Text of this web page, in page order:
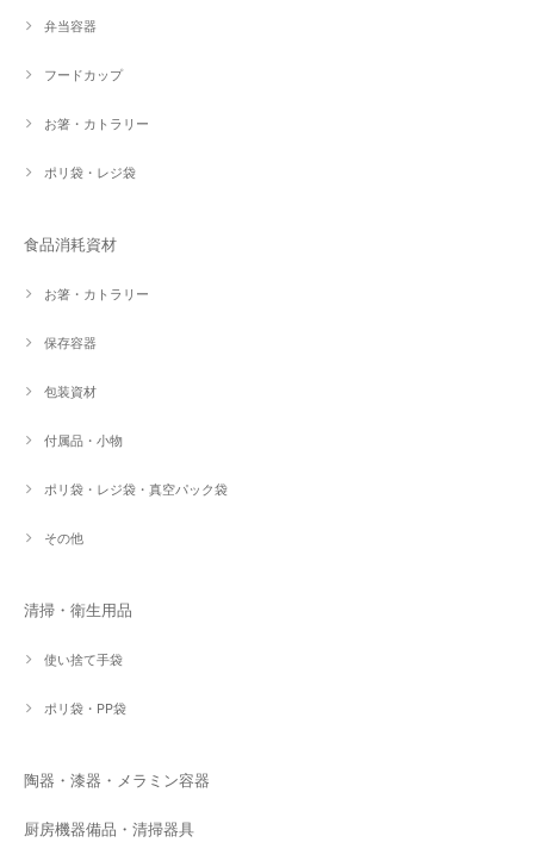
弁当容器
フードカップ
お箸・カトラリー
ポリ袋・レジ袋
食品消耗資材
お箸・カトラリー
保存容器
包装資材
付属品・小物
ポリ袋・レジ袋・真空パック袋
その他
清掃・衛生用品
使い捨て手袋
ポリ袋・PP袋
陶器・漆器・メラミン容器
厨房機器備品・清掃器具